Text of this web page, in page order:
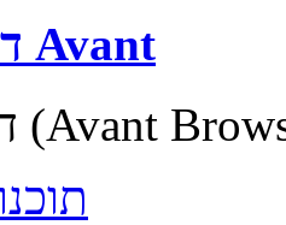
דפדפן אוונט Avant